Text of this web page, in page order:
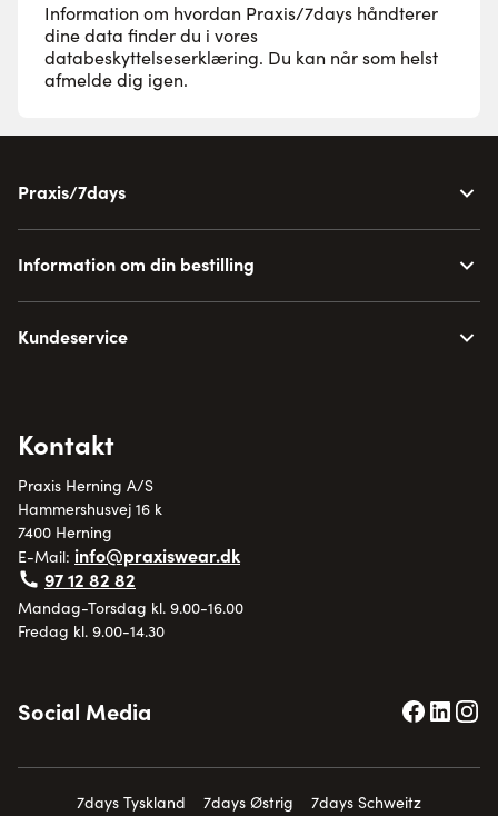
Information om hvordan Praxis/7days håndterer
dine data finder du i vores
databeskyttelseserklæring. Du kan når som helst
afmelde dig igen.
Praxis/7days
Information om din bestilling
Kundeservice
Kontakt
Praxis Herning A/S
Hammershusvej 16 k
7400 Herning
E-Mail: info@praxiswear.dk
97 12 82 82
Mandag-Torsdag kl. 9.00-16.00
Fredag kl. 9.00-14.30
Social Media
7days Tyskland 7days Østrig
7days Schweitz